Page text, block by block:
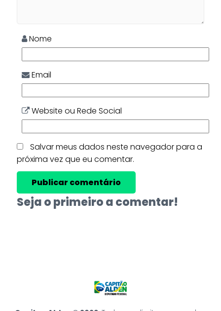
Nome
Email
Website ou Rede Social
Salvar meus dados neste navegador para a
próxima vez que eu comentar.
Seja o primeiro a comentar!